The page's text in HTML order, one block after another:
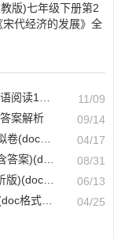
版)七年级下册第2
代经济的发展》全
】
11/09
案解析
09/14
A02046】
04/17
A01007】
08/31
A01519】
06/13
A01921】 04/25